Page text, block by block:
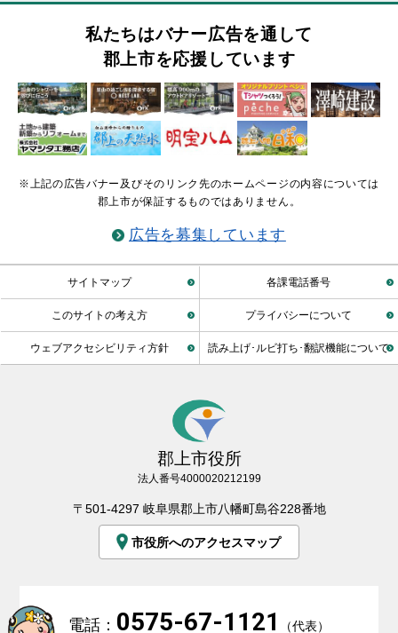
私たちはバナー広告を通して
郡上市を応援しています
※上記の広告バナー及びそのリンク先のホームページの内容については
郡上市が保証するものではありません。
広告を募集しています
サイトマップ 各課電話番号
このサイトの考え方 プライバシーについて
ウェブアクセシビリティ方針 読み上げ･ルビ打ち･翻訳機能について
郡上市役所
法人番号4000020212199
〒501-4297 岐阜県郡上市八幡町島谷228番地
市役所へのアクセスマップ
電話： 0575-67-1121 （代表）